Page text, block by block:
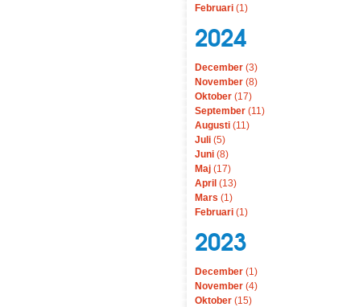
Februari (1)
2024
December (3)
November (8)
Oktober (17)
September (11)
Augusti (11)
Juli (5)
Juni (8)
Maj (17)
April (13)
Mars (1)
Februari (1)
2023
December (1)
November (4)
Oktober (15)